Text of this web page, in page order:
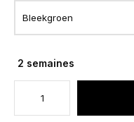
2 semaines